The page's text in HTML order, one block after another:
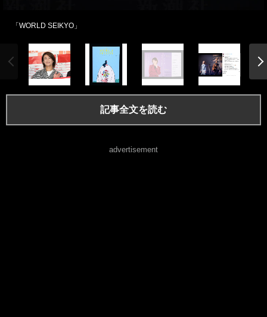
「WORLD SEIKYO」
記事全文を読む
advertisement